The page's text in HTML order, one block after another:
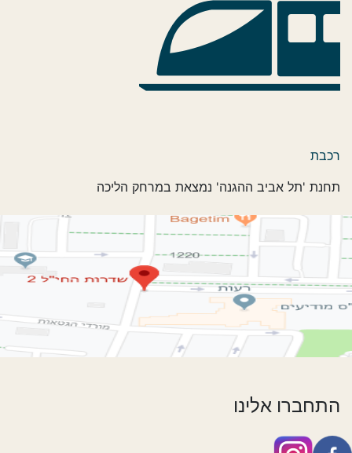
רכבת
תחנת 'תל אביב ההגנה' נמצאת במרחק הליכה
התחברו אלינו